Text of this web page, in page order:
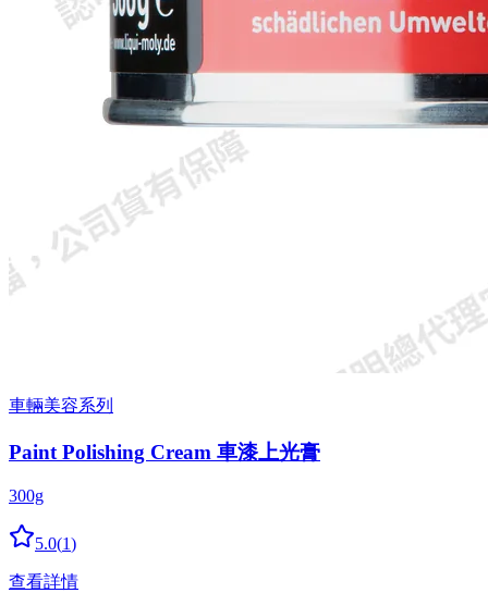
車輛美容系列
Paint Polishing Cream 車漆上光膏
300g
5.0(1)
查看詳情